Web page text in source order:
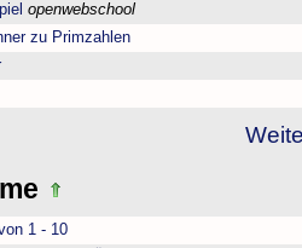
openwebschool
zu Primzahlen
1 - 10